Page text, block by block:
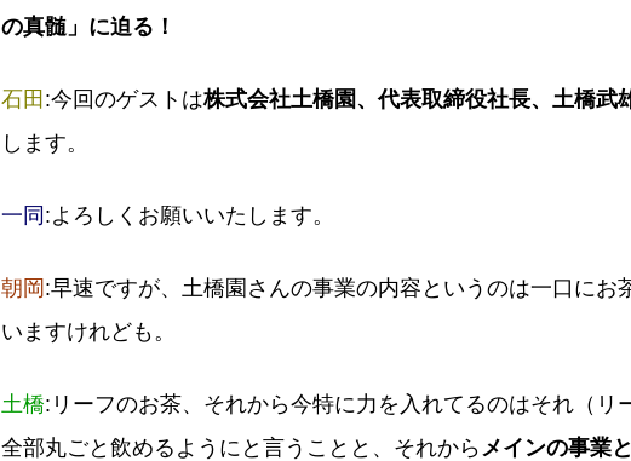
の真髄」に迫る！
石田 :今回のゲストは株式会社土橋園、代表取締役社長、土橋武
します。
一同 :よろしくお願いいたします。
朝岡 :早速ですが、土橋園さんの事業の内容というのは一口にお
いますけれども。
土橋:リーフのお茶、それから今特に力を入れてるのはそれ（リ
全部丸ごと飲めるようにと言うことと、それからメインの事業